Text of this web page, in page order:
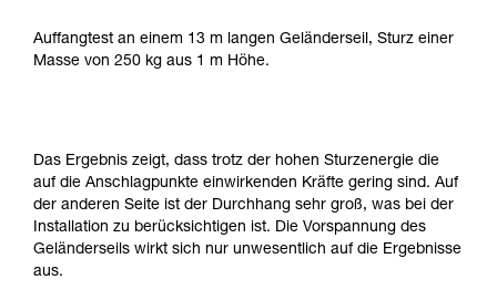
Auffangtest an einem 13 m langen Geländerseil, Sturz einer
Masse von 250 kg aus 1 m Höhe.
Das Ergebnis zeigt, dass trotz der hohen Sturzenergie die
auf die Anschlagpunkte einwirkenden Kräfte gering sind. Auf
der anderen Seite ist der Durchhang sehr groß, was bei der
Installation zu berücksichtigen ist. Die Vorspannung des
Geländerseils wirkt sich nur unwesentlich auf die Ergebnisse
aus.